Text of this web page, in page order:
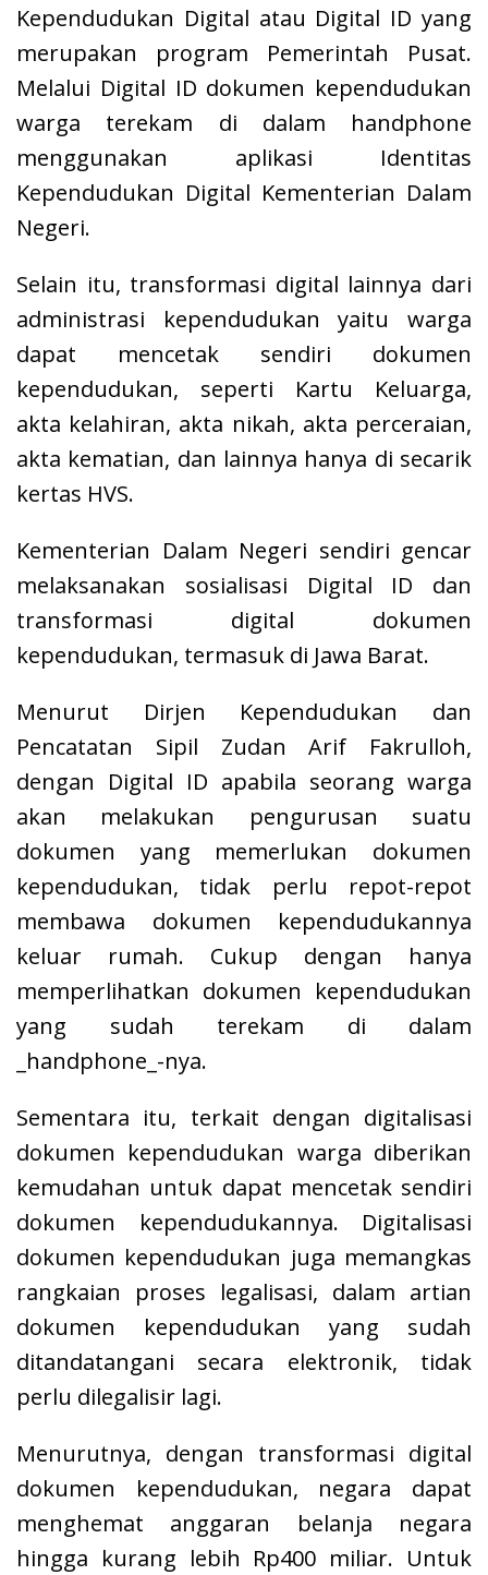
Kependudukan Digital atau Digital ID yang
merupakan program Pemerintah Pusat.
Melalui Digital ID dokumen kependudukan
warga terekam di dalam handphone
menggunakan aplikasi Identitas
Kependudukan Digital Kementerian Dalam
Negeri.
Selain itu, transformasi digital lainnya dari
administrasi kependudukan yaitu warga
dapat mencetak sendiri dokumen
kependudukan, seperti Kartu Keluarga,
akta kelahiran, akta nikah, akta perceraian,
akta kematian, dan lainnya hanya di secarik
kertas HVS.
Kementerian Dalam Negeri sendiri gencar
melaksanakan sosialisasi Digital ID dan
transformasi digital dokumen
kependudukan, termasuk di Jawa Barat.
Menurut Dirjen Kependudukan dan
Pencatatan Sipil Zudan Arif Fakrulloh,
dengan Digital ID apabila seorang warga
akan melakukan pengurusan suatu
dokumen yang memerlukan dokumen
kependudukan, tidak perlu repot-repot
membawa dokumen kependudukannya
keluar rumah. Cukup dengan hanya
memperlihatkan dokumen kependudukan
yang sudah terekam di dalam
_handphone_-nya.
Sementara itu, terkait dengan digitalisasi
dokumen kependudukan warga diberikan
kemudahan untuk dapat mencetak sendiri
dokumen kependudukannya. Digitalisasi
dokumen kependudukan juga memangkas
rangkaian proses legalisasi, dalam artian
dokumen kependudukan yang sudah
ditandatangani secara elektronik, tidak
perlu dilegalisir lagi.
Menurutnya, dengan transformasi digital
dokumen kependudukan, negara dapat
menghemat anggaran belanja negara
hingga kurang lebih Rp400 miliar. Untuk